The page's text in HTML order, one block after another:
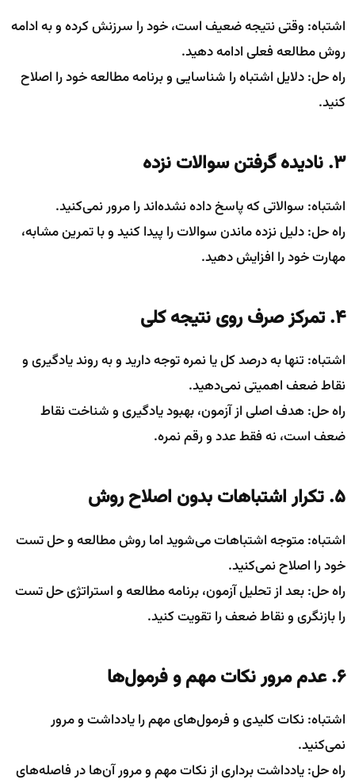
اشتباه: وقتی نتیجه ضعیف است، خود را سرزنش کرده و به ادامه
روش مطالعه فعلی ادامه دهید.
راه حل: دلایل اشتباه را شناسایی و برنامه مطالعه خود را اصلاح
کنید.
3. نادیده گرفتن سوالات نزده
اشتباه: سوالاتی که پاسخ داده نشده‌اند را مرور نمی‌کنید.
راه حل: دلیل نزده ماندن سوالات را پیدا کنید و با تمرین مشابه،
مهارت خود را افزایش دهید.
4. تمرکز صرف روی نتیجه کلی
اشتباه: تنها به درصد کل یا نمره توجه دارید و به روند یادگیری و
نقاط ضعف اهمیتی نمی‌دهید.
راه حل: هدف اصلی از آزمون، بهبود یادگیری و شناخت نقاط
ضعف است، نه فقط عدد و رقم نمره.
5. تکرار اشتباهات بدون اصلاح روش
اشتباه: متوجه اشتباهات می‌شوید اما روش مطالعه و حل تست
خود را اصلاح نمی‌کنید.
راه حل: بعد از تحلیل آزمون، برنامه مطالعه و استراتژی حل تست
را بازنگری و نقاط ضعف را تقویت کنید.
6. عدم مرور نکات مهم و فرمول‌ها
اشتباه: نکات کلیدی و فرمول‌های مهم را یادداشت و مرور
نمی‌کنید.
راه حل: یادداشت برداری از نکات مهم و مرور آن‌ها در فاصله‌های